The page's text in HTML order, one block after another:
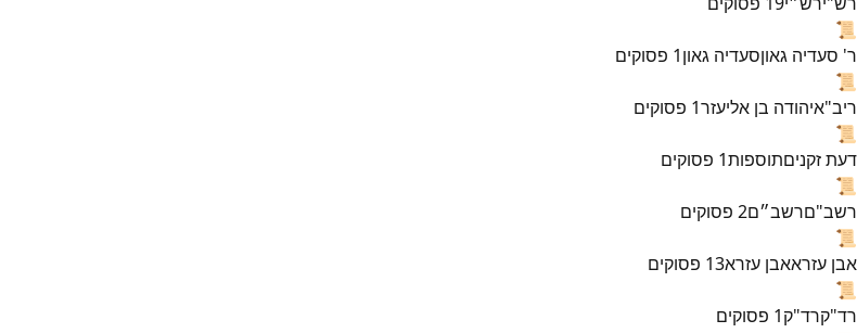
📜
ר' סעדיה גאוןסעדיה גאון1 פסוקים
📜
ריב"איהודה בן אליעזר1 פסוקים
📜
דעת זקניםתוספות1 פסוקים
📜
רשב"םרשב״ם2 פסוקים
📜
אבן עזראאבן עזרא13 פסוקים
📜
רד"קרד"ק1 פסוקים